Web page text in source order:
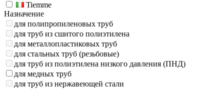
Tiemme
Назначение
для полипропиленовых труб
для труб из сшитого полиэтилена
для металлопластиковых труб
для стальных труб (резьбовые)
для труб из полиэтилена низкого давления (ПНД)
для медных труб
для труб из нержавеющей стали